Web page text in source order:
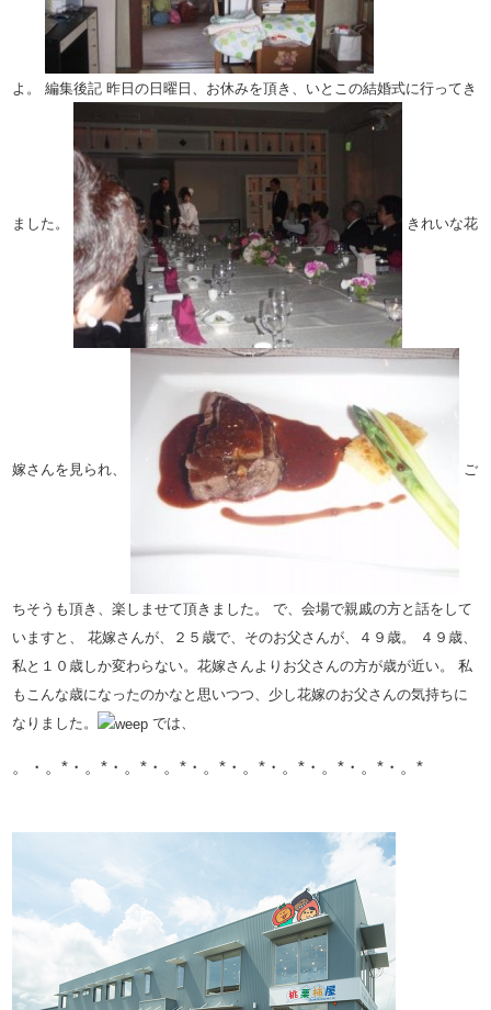
よ。 編集後記 昨日の日曜日、お休みを頂き、いとこの結婚式に行ってき
ました。 きれいな花
嫁さんを見られ、 ご
ちそうも頂き、楽しませて頂きました。
で、会場で親戚の方と話をして
いますと、
花嫁さんが、２５歳で、そのお父さんが、４９歳。
４９歳、
私と１０歳しか変わらない。花嫁さんよりお父さんの方が歳が近い。
私
もこんな歳になったのかなと思いつつ、少し花嫁のお父さんの気持ちに
なりました。
では、
。・。*・。*・。*・。*・。*・。*・。*・。*・。*・。*